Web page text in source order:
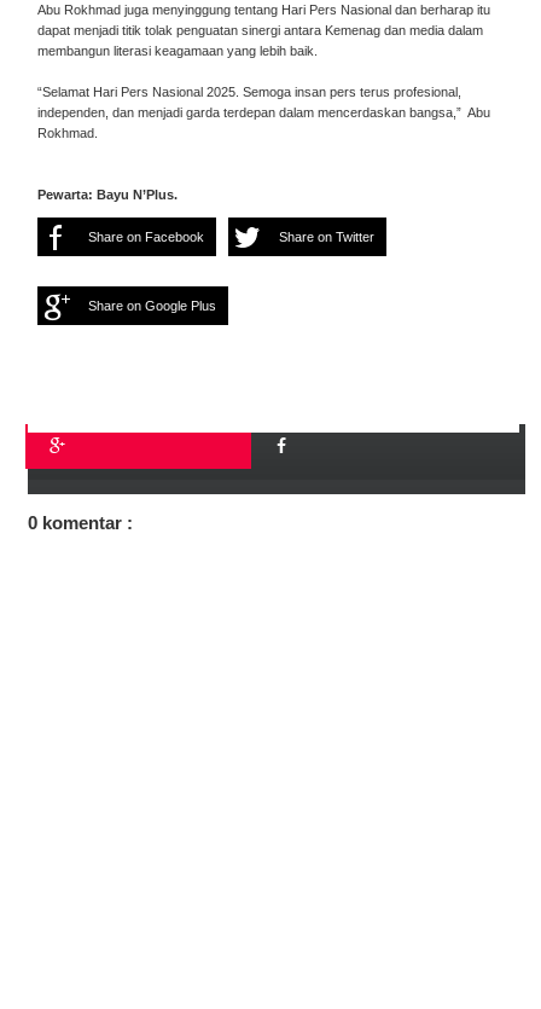
Abu Rokhmad juga menyinggung tentang Hari Pers Nasional dan berharap itu
dapat menjadi titik tolak penguatan sinergi antara Kemenag dan media dalam
membangun literasi keagamaan yang lebih baik.
“Selamat Hari Pers Nasional 2025. Semoga insan pers terus profesional,
independen, dan menjadi garda terdepan dalam mencerdaskan bangsa,” Abu
Rokhmad.
Pewarta: Bayu N’Plus.
Share on Facebook Share on Twitter
Share on Google Plus
0 komentar :